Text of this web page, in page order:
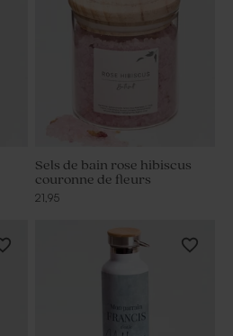
Sels de bain rose hibiscus
couronne de fleurs
21,95